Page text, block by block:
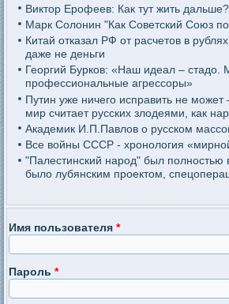
Виктор Ерофеев: Как тут жить дальше?
Марк Солонин "Как Советский Союз
Китай отказал РФ от расчетов в
даже не деньги
Георгий Бурков: «Наш идеал – стадо.
профессиональные агрессоры»
Путин уже ничего исправить не может
мир считает русских злодеями, как
Академик И.П.Павлов о русском
Все войны СССР - хронология
"Палестинский народ" был
было лубянским проектом,
Имя пользователя*
Пароль*